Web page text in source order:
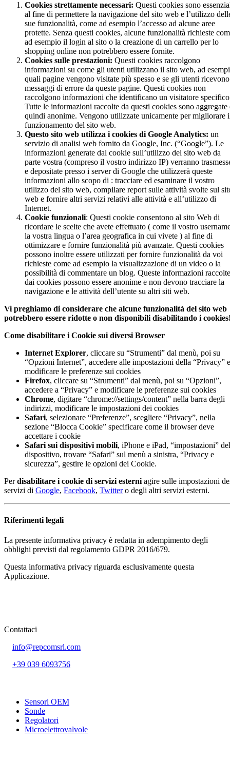
Cookies strettamente necessari: Questi cookies sono
al fine di permettere la navigazione del sito web e l’utilizzo
sue funzionalità, come ad esempio l’accesso ad alcune aree
protette. Senza questi cookies, alcune funzionalità richieste
ad esempio il login al sito o la creazione di un carrello per lo
shopping online non potrebbero essere fornite.
Cookies sulle prestazioni: Questi cookies raccolgono
informazioni su come gli utenti utilizzano il sito web, ad
quali pagine vengono visitate più spesso e se gli utenti ricevono
messaggi di errore da queste pagine. Questi cookies non
raccolgono informazioni che identificano un visitatore
Tutte le informazioni raccolte da questi cookies sono aggregate
quindi anonime. Vengono utilizzate unicamente per migliorare
funzionamento del sito web.
Questo sito web utilizza i cookies di Google Analytics: un
servizio di analisi web fornito da Google, Inc. (“Google”). Le
informazioni generate dal cookie sull’utilizzo del sito web da
parte vostra (compreso il vostro indirizzo IP) verranno
e depositate presso i server di Google che utilizzerà queste
informazioni allo scopo di : tracciare ed esaminare il vostro
utilizzo del sito web, compilare report sulle attività svolte sul
web e fornire altri servizi relativi alle attività e all’utilizzo di
Internet.
Cookie funzionali: Questi cookie consentono al sito Web di
ricordare le scelte che avete effettuato ( come il vostro
la vostra lingua o l’area geografica in cui vivete ) al fine di
ottimizzare e fornire funzionalità più avanzate. Questi cookies
possono inoltre essere utilizzati per fornire funzionalità da voi
richieste come ad esempio la visualizzazione di un video o la
possibilità di commentare un blog. Queste informazioni raccolte
dai cookies possono essere anonime e non devono tracciare la
navigazione e le attività dell’utente su altri siti web.
Vi preghiamo di considerare che alcune funzionalità del sito web
potrebbero essere ridotte o non disponibili disabilitando i
Come disabilitare i Cookie sui diversi Browser
Internet Explorer, cliccare su “Strumenti” dal menù, poi su
“Opzioni Internet”, accedere alle impostazioni della “Privacy” e
modificare le preferenze sui cookies
Firefox, cliccare su “Strumenti” dal menù, poi su “Opzioni”,
accedere a “Privacy” e modificare le preferenze sui cookies
Chrome, digitare “chrome://settings/content” nella barra degli
indirizzi, modificare le impostazioni dei cookies
Safari, selezionare “Preferenze”, scegliere “Privacy”, nella
sezione “Blocca Cookie” specificare come il browser deve
accettare i cookie
Safari sui dispositivi mobili, iPhone e iPad, “impostazioni” del
dispositivo, trovare “Safari” sul menù a sinistra, “Privacy e
sicurezza”, gestire le opzioni dei Cookie.
Perdisabilitare i cookie di servizi esterni agire sulle impostazioni
servizi di Google, Facebook, Twittero degli altri servizi esterni.
Riferimenti legali
La presente informativa privacy è redatta in adempimento degli
obblighi previsti dal regolamento GDPR 2016/679.
Questa informativa privacy riguarda esclusivamente questa
Applicazione.
Contattaci
info@repcomsrl.com
+39 039 6093756
Sensori OEM
Sonde
Regolatori
Microelettrovalvole